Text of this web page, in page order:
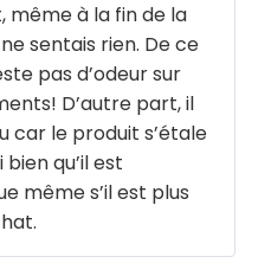
même à la fin de la
sentais rien. De ce
pas d’odeur sur
D’autre part, il
car le produit s’étale
qu’il est
même s’il est plus